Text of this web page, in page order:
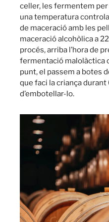
celler, les fermentem per
una temperatura
de maceració amb les
maceració alcohòlica a
procés, arriba l’hora de
fermentació malolàctica
punt, el passem a botes
que faci la criança durant
d’embotellar-lo.